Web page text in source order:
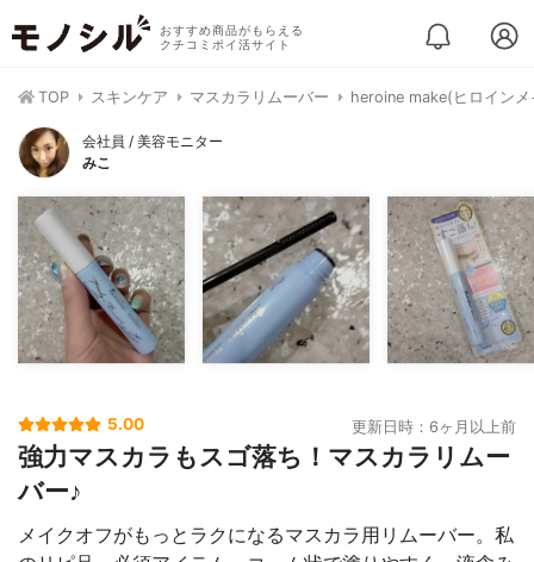
おすすめ商品がもらえる
クチコミポイ活サイト
TOP スキンケア マスカラリムーバー heroine make(ヒロイン
会社員 / 美容モニター
みこ
5.00 更新日時：6ヶ月以上前
強力マスカラもスゴ落ち！マスカラリムー
バー♪
メイクオフがもっとラクになるマスカラ用リムーバー。私